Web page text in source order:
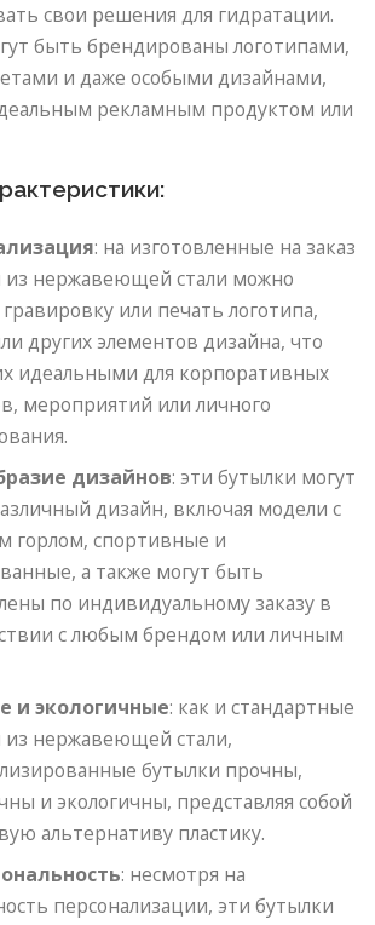
свои решения для гидратации.
быть брендированы логотипами,
и даже особыми дизайнами,
рекламным продуктом или
: на изготовленные на заказ
из нержавеющей стали можно
или печать логотипа,
других элементов дизайна, что
идеальными для корпоративных
мероприятий или личного
дизайнов: эти бутылки могут
дизайн, включая модели с
горлом, спортивные и
а также могут быть
по индивидуальному заказу в
с любым брендом или личным
и экологичные: как и стандартные
из нержавеющей стали,
бутылки прочны,
и экологичны, представляя собой
альтернативу пластику.
: несмотря на
персонализации, эти бутылки